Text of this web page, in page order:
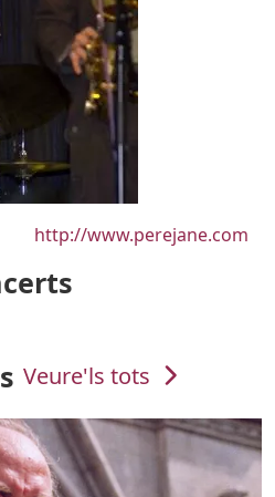
URL
http://www.perejane.com
Veure'ls tots